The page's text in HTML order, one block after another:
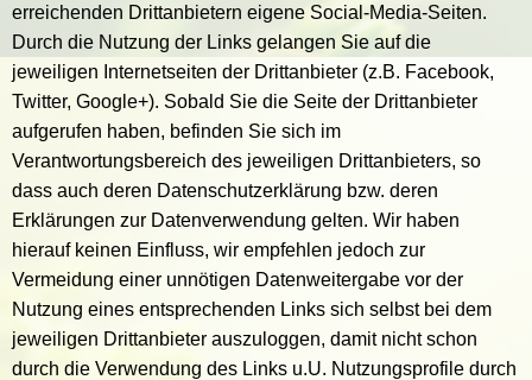
erreichenden Drittanbietern eigene Social-Media-Seiten.
Durch die Nutzung der Links gelangen Sie auf die
jeweiligen Internetseiten der Drittanbieter (z.B. Facebook,
Twitter, Google+). Sobald Sie die Seite der Drittanbieter
aufgerufen haben, befinden Sie sich im
Verantwortungsbereich des jeweiligen Drittanbieters, so
dass auch deren Datenschutzerklärung bzw. deren
Erklärungen zur Datenverwendung gelten. Wir haben
hierauf keinen Einfluss, wir empfehlen jedoch zur
Vermeidung einer unnötigen Datenweitergabe vor der
Nutzung eines entsprechenden Links sich selbst bei dem
jeweiligen Drittanbieter auszuloggen, damit nicht schon
durch die Verwendung des Links u.U. Nutzungsprofile durch